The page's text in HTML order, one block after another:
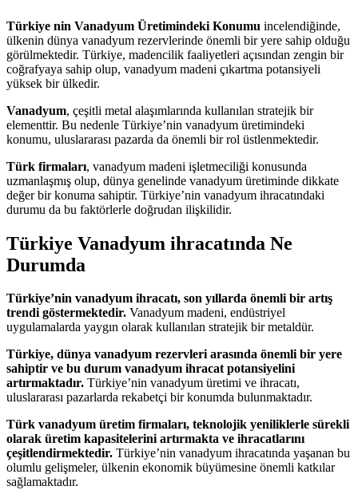
Türkiye nin Vanadyum Üretimindeki Konumu incelendiğinde,
ülkenin dünya vanadyum rezervlerinde önemli bir yere sahip olduğu
görülmektedir. Türkiye, madencilik faaliyetleri açısından zengin bir
coğrafyaya sahip olup, vanadyum madeni çıkartma potansiyeli
yüksek bir ülkedir.
Vanadyum, çeşitli metal alaşımlarında kullanılan stratejik bir
elementtir. Bu nedenle Türkiye’nin vanadyum üretimindeki
konumu, uluslararası pazarda da önemli bir rol üstlenmektedir.
Türk firmaları, vanadyum madeni işletmeciliği konusunda
uzmanlaşmış olup, dünya genelinde vanadyum üretiminde dikkate
değer bir konuma sahiptir. Türkiye’nin vanadyum ihracatındaki
durumu da bu faktörlerle doğrudan ilişkilidir.
Türkiye Vanadyum ihracatında Ne
Durumda
Türkiye’nin vanadyum ihracatı, son yıllarda önemli bir artış
trendi göstermektedir. Vanadyum madeni, endüstriyel
uygulamalarda yaygın olarak kullanılan stratejik bir metaldür.
Türkiye, dünya vanadyum rezervleri arasında önemli bir yere
sahiptir ve bu durum vanadyum ihracat potansiyelini
artırmaktadır. Türkiye’nin vanadyum üretimi ve ihracatı,
uluslararası pazarlarda rekabetçi bir konumda bulunmaktadır.
Türk vanadyum üretim firmaları, teknolojik yeniliklerle sürekli
olarak üretim kapasitelerini artırmakta ve ihracatlarını
çeşitlendirmektedir. Türkiye’nin vanadyum ihracatında yaşanan bu
olumlu gelişmeler, ülkenin ekonomik büyümesine önemli katkılar
sağlamaktadır.